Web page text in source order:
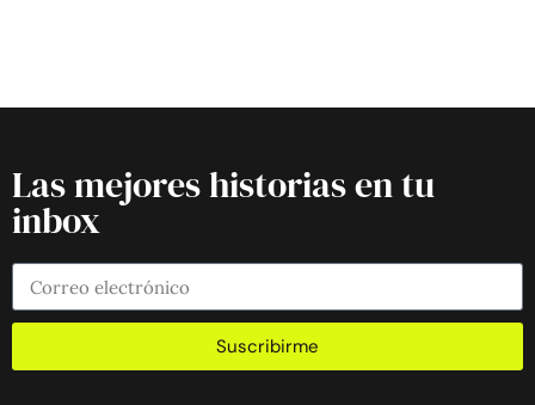
Las mejores historias en tu
inbox
Suscribirme